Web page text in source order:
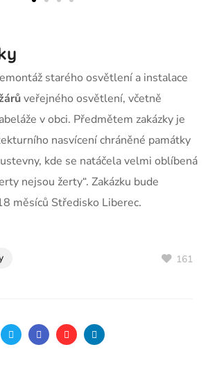
starého osvětlení a instalace
veřejného osvětlení, včetně
v obci. Předmětem zakázky je
nasvícení chráněné památky
kde se natáčela velmi oblíbená
nejsou žerty“.Zakázku bude
měsíců Středisko Liberec.
161